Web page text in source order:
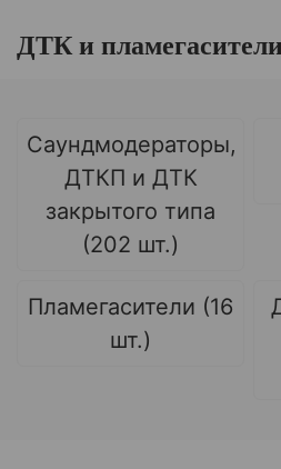
ДТК и
Саундмодераторы,
ДТКП и ДТК
закрытого типа
(202 шт.)
Пламегасители (16
шт.)